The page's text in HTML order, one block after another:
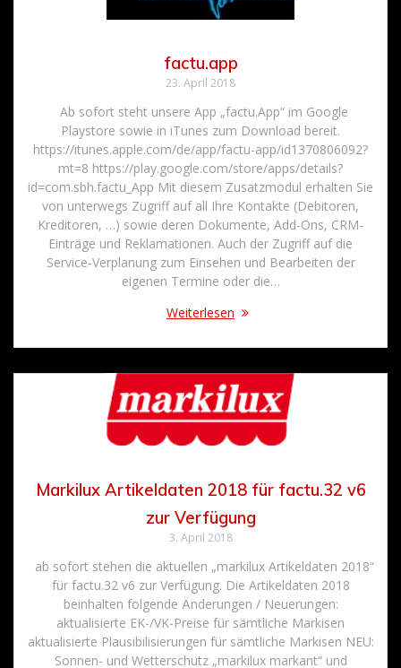
factu.app
23. April 2018
Ab sofort steht unsere App „factu.App“ im Google
Playstore sowie in iTunes zum Download bereit.
https://itunes.apple.com/de/app/factu-app/id1370806092?
mt=8 https://play.google.com/store/apps/details?
id=com.sbh.factu_App Mit diesem Zusatzmodul erhalten Sie
von unterwegs Zugriff auf all Ihre Kontakte (Debitoren,
Kreditoren, …) sowie deren Dokumente, Add-Ons, CRM-
Einträge und Reklamationen. Auch der Zugriff auf die
Service-Verplanung zum Einsehen und Bearbeiten der
eigenen Termine oder die…
Weiterlesen
Markilux Artikeldaten 2018 für factu.32 v6
zur Verfügung
3. April 2018
ab sofort stehen die aktuellen „markilux Artikeldaten 2018“
für factu.32 v6 zur Verfügung. Die Artikeldaten 2018
beinhalten folgende Änderungen / Neuerungen:
aktualisierte EK-/VK-Preise für sämtliche Markisen
aktualisierte Plausibilisierungen für sämtliche Markisen NEU:
Sonnen- und Wetterschutz „markilux markant“ und